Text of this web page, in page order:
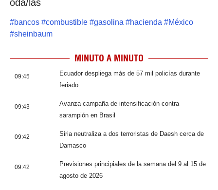
oda/las
#bancos #combustible #gasolina #hacienda #México
#sheinbaum
MINUTO A MINUTO
09:45
Ecuador despliega más de 57 mil policías durante
feriado
09:43
Avanza campaña de intensificación contra
sarampión en Brasil
09:42
Siria neutraliza a dos terroristas de Daesh cerca de
Damasco
09:42
Previsiones principiales de la semana del 9 al 15 de
agosto de 2026